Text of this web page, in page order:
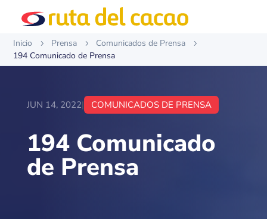
Inicio 5 Prensa 5 Comunicados de Prensa 5
194 Comunicado de Prensa
JUN 14, 2022| COMUNICADOS DE PRENSA
194 Comunicado
de Prensa